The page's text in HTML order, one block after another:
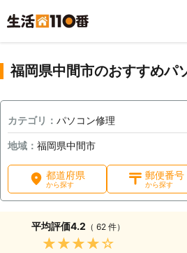
福岡県中間市のおすすめパ
カテゴリ： パソコン修理
地域： 福岡県中間市
都道府県
から探す
郵便番号
から探す
平均評価4.2 （ 62 件）
★★★★★